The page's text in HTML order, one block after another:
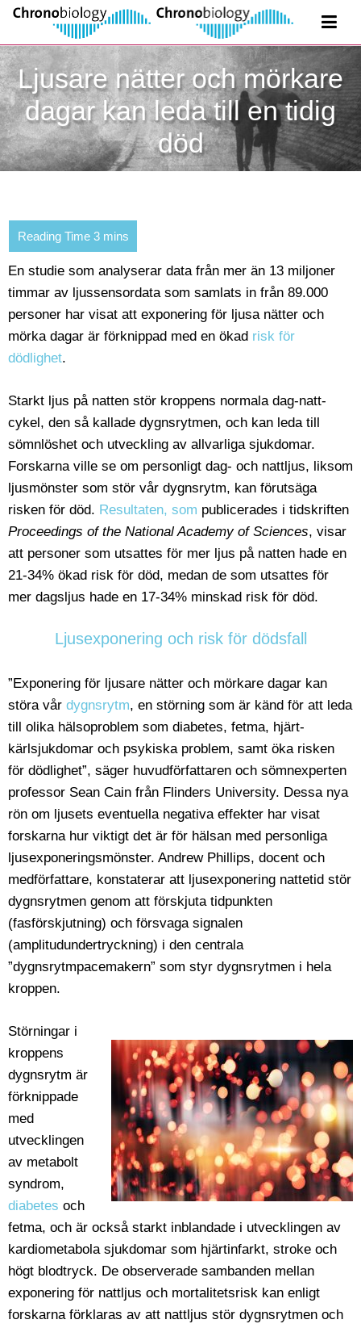
Ljusare nätter och mörkare
dagar kan leda till en tidig
död
En studie som analyserar data från mer än 13 miljoner
timmar av ljussensordata som samlats in från 89.000
personer har visat att exponering för ljusa nätter och
mörka dagar är förknippad med en ökad risk för
dödlighet.
Starkt ljus på natten stör kroppens normala dag-natt-
cykel, den så kallade dygnsrytmen, och kan leda till
sömnlöshet och utveckling av allvarliga sjukdomar.
Forskarna ville se om personligt dag- och nattljus, liksom
ljusmönster som stör vår dygnsrytm, kan förutsäga
risken för död. Resultaten, som publicerades i tidskriften
Proceedings of the National Academy of Sciences, visar
att personer som utsattes för mer ljus på natten hade en
21-34% ökad risk för död, medan de som utsattes för
mer dagsljus hade en 17-34% minskad risk för död.
Ljusexponering och risk för dödsfall
”Exponering för ljusare nätter och mörkare dagar kan
störa vår dygnsrytm, en störning som är känd för att leda
till olika hälsoproblem som diabetes, fetma, hjärt-
kärlsjukdomar och psykiska problem, samt öka risken
för dödlighet”, säger huvudförfattaren och sömnexperten
professor Sean Cain från Flinders University. Dessa nya
rön om ljusets eventuella negativa effekter har visat
forskarna hur viktigt det är för hälsan med personliga
ljusexponeringsmönster. Andrew Phillips, docent och
medförfattare, konstaterar att ljusexponering nattetid stör
dygnsrytmen genom att förskjuta tidpunkten
(fasförskjutning) och försvaga signalen
(amplitudundertryckning) i den centrala
”dygnsrytmpacemakern” som styr dygnsrytmen i hela
kroppen.
Störningar i
kroppens
dygnsrytm är
förknippade
med
utvecklingen
av metabolt
syndrom,
diabetes och
fetma, och är också starkt inblandade i utvecklingen av
kardiometabola sjukdomar som hjärtinfarkt, stroke och
högt blodtryck. De observerade sambanden mellan
exponering för nattljus och mortalitetsrisk kan enligt
forskarna förklaras av att nattljus stör dygnsrytmen och